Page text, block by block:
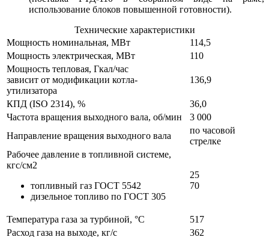
использование блоков повышенной готовности).
Технические характеристики
Мощность номинальная, МВт
114,5
Мощность электрическая, МВт
110
Мощность тепловая, Гкал/час
зависит от модификации котла-
утилизатора
136,9
КПД (ISO 2314), %
36,0
Частота вращения выходного вала, об/мин
3 000
Направление вращения выходного вала
по часовой
стрелке
Рабочее давление в топливной системе,
кгс/см2
топливный газ ГОСТ 5542
дизельное топливо по ГОСТ 305
25
70
Температура газа за турбиной, °C
517
Расход газа на выходе, кг/с
362